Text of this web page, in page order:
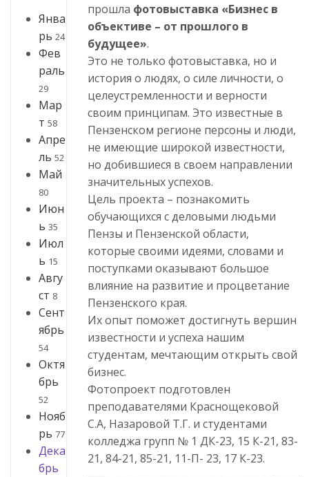
Янва
рь 24
Фев
раль
29
Мар
т 58
Апре
ль 52
Май
80
Июн
ь 35
Июл
ь 15
Авгу
ст 8
Сент
ябрь
54
Октя
брь
52
Нояб
рь 77
Дека
брь
прошла фотовыставка «Бизнес в
объективе – от прошлого в
будущее».
Это не только фотовыставка, но и
история о людях, о силе личности, о
целеустремленности и верности
своим принципам. Это известные в
Пензенском регионе персоны и люди,
не имеющие широкой известности,
но добившиеся в своем направлении
значительных успехов.
Цель проекта – познакомить
обучающихся с деловыми людьми
Пензы и Пензенской области,
которые своими идеями, словами и
поступками оказывают большое
влияние на развитие и процветание
Пензенского края.
Их опыт поможет достигнуть вершин
известности и успеха нашим
студентам, мечтающим открыть свой
бизнес.
Фотопроект подготовлен
преподавателями Краснощековой
С.А, Назаровой Т.Г. и студентами
колледжа групп № 1 ДК-23, 15 К-21, 83-
21, 84-21, 85-21, 11-П- 23, 17 К-23.